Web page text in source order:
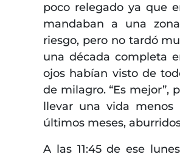
poco relegado ya que
mandaban a una
riesgo, pero no tardó
una década completa
ojos habían visto de
de milagro. “Es mejor”,
llevar una vida menos
últimos meses,
A las 11:45 de ese